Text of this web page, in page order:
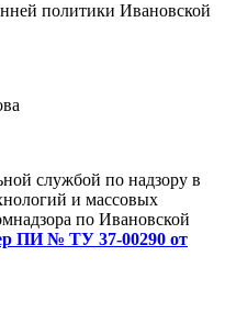
политики Ивановской
службой по надзору в
и массовых
по Ивановской
ПИ № ТУ 37-00290 от